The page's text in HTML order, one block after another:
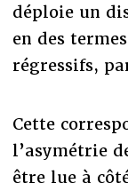
déploie un
en des
régressifs,
Cette
l’asymétrie
être lue à